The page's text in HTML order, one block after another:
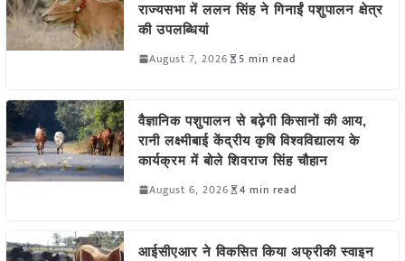
राज्यसभा में ललन सिंह ने गिनाईं पशुपालन क्षेत्र
की उपलब्धियां
August 7, 2026 5 min read
वैज्ञानिक पशुपालन से बढ़ेगी किसानों की आय,
रानी लक्ष्मीबाई केंद्रीय कृषि विश्वविद्यालय के
कार्यक्रम में बोले शिवराज सिंह चौहान
August 6, 2026 4 min read
आईसीएआर ने विकसित किया अफ्रीकी स्वाइन